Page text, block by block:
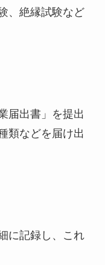
、絶縁試験など
届出書」を提出
類などを届け出
に記録し、これ